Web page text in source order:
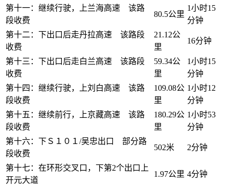
第十一：继续行驶，上兰海高速 该路
段收费
80.5公里
1小时15
分钟
第十二：下出口后走丹拉高速 该路段
收费
21.12公
里
16分钟
第十三：下出口后走白兰高速 该路段
收费
59.34公
里
1小时15
分钟
第十四：继续行驶，上刘白高速 该路
段收费
109.08公
里
1小时12
分钟
第十五：继续前行，上京藏高速 该路
段收费
180.29公
里
1小时53
分钟
第十六：下Ｓ１０１/吴忠出口 部分路
段收费
502米 2分钟
第十七：在环形交叉口，下第2个出口上
开元大道
1.97公里 4分钟